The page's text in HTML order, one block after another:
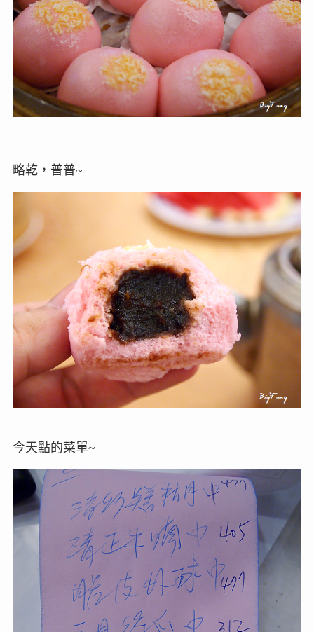
略乾，普普~
今天點的菜單~